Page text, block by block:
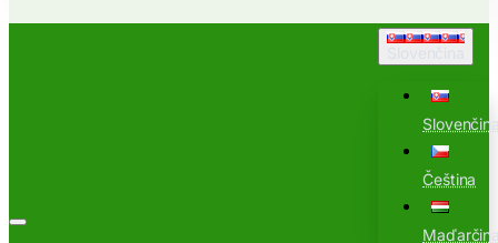
Čeština